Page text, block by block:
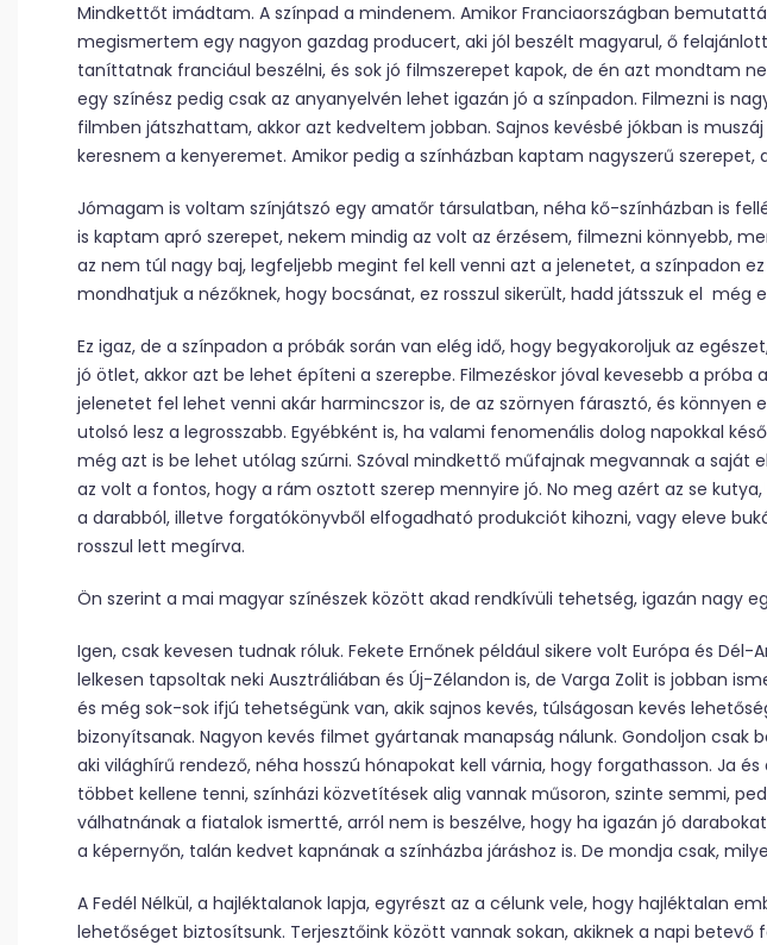
Mindkettőt imádtam. A színpad a mindenem. Amikor Franciaországban
megismertem egy nagyon gazdag producert, aki jól beszélt magyarul, ő
taníttatnak franciául beszélni, és sok jó filmszerepet kapok, de én azt mondtam
egy színész pedig csak az anyanyelvén lehet igazán jó a színpadon. Filmezni is
filmben játszhattam, akkor azt kedveltem jobban. Sajnos kevésbé jókban is
keresnem a kenyeremet. Amikor pedig a színházban kaptam nagyszerű szerepet,
Jómagam is voltam színjátszó egy amatőr társulatban, néha kő-színházban is
is kaptam apró szerepet, nekem mindig az volt az érzésem, filmezni könnyebb,
az nem túl nagy baj, legfeljebb megint fel kell venni azt a jelenetet, a színpadon
mondhatjuk a nézőknek, hogy bocsánat, ez rosszul sikerült, hadd játsszuk el még
Ez igaz, de a színpadon a próbák során van elég idő, hogy begyakoroljuk az
jó ötlet, akkor azt be lehet építeni a szerepbe. Filmezéskor jóval kevesebb a próba
jelenetet fel lehet venni akár harmincszor is, de az szörnyen fárasztó, és könnyen
utolsó lesz a legrosszabb. Egyébként is, ha valami fenomenális dolog napokkal
még azt is be lehet utólag szúrni. Szóval mindkettő műfajnak megvannak a saját
az volt a fontos, hogy a rám osztott szerep mennyire jó. No meg azért az se
a darabból, illetve forgatókönyvből elfogadható produkciót kihozni, vagy eleve
rosszul lett megírva.
Ön szerint a mai magyar színészek között akad rendkívüli tehetség, igazán nagy
Igen, csak kevesen tudnak róluk. Fekete Ernőnek például sikere volt Európa és Dél-
lelkesen tapsoltak neki Ausztráliában és Új-Zélandon is, de Varga Zolit is jobban
és még sok-sok ifjú tehetségünk van, akik sajnos kevés, túlságosan kevés
bizonyítsanak. Nagyon kevés filmet gyártanak manapság nálunk. Gondoljon csak
aki világhírű rendező, néha hosszú hónapokat kell várnia, hogy forgathasson. Ja és
többet kellene tenni, színházi közvetítések alig vannak műsoron, szinte semmi,
válhatnának a fiatalok ismertté, arról nem is beszélve, hogy ha igazán jó
a képernyőn, talán kedvet kapnának a színházba járáshoz is. De mondja csak,
A Fedél Nélkül, a hajléktalanok lapja, egyrészt az a célunk vele, hogy hajléktalan
lehetőséget biztosítsunk. Terjesztőink között vannak sokan, akiknek a napi betevő